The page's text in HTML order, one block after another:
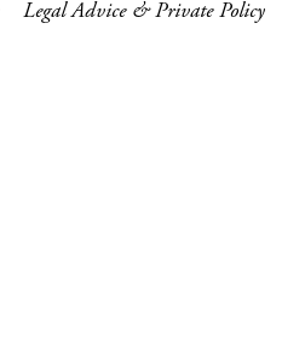
Legal Advice & Private Policy